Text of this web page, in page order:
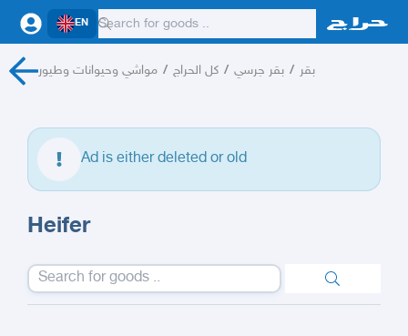
EN
مواشي وحيوانات وطيور / كل الحراج / بقر جرسي / بقر
Ad is either deleted or old
Heifer